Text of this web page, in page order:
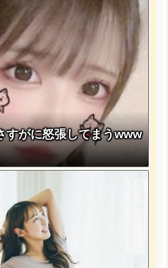
すがに怒張してまうwww